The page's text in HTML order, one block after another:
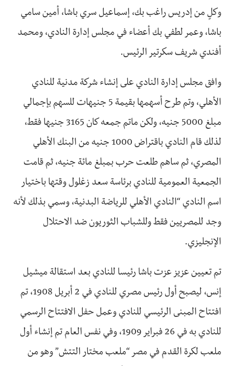
وكلٍ من إدريس راغب بك، إسماعيل سري باشا، أمين سامي
باشا، وعمر لطفي بك أعضاء في مجلس إدارة النادي، ومحمد
أفندي شريف سكرتير الرئيس.
وافق مجلس إدارة النادي على إنشاء شركة مدنية للنادي
الأهلي، وتم طرح أسهمها بقيمة 5 جنيهات للسهم بإجمالي
مبلغ 5000 جنيه، ولكن ماتم جمعه كان 3165 جنيها فقط،
لذلك قام النادي باقتراض 1000 جنيه من البنك الأهلي
المصري، ثم ساهم طلعت حرب بمبلغ مائة جنيه، ثم قامت
الجمعية العمومية للنادي برئاسة سعد زغلول وقتها باختيار
اسم النادي “النادي الأهلي للرياضة البدنية، وسمي بذلك لأنه
وجد للمصريين فقط وللشباب الثوريون ضد الاحتلال
الإنجليزي.
تم تعيين عزيز عزت باشا رئيسا للنادي بعد استقالة ميشيل
إنس، ليصبح أول رئيس مصري للنادي في 2 أبريل 1908، تم
افتتاح المبنى الرئيسي للنادي وعمل حفل الافتتاح الرسمي
للنادي به في 26 فبراير 1909، وفي نفس العام تم إنشاء أول
ملعب لكرة القدم في مصر “ملعب مختار التتش” وهو من